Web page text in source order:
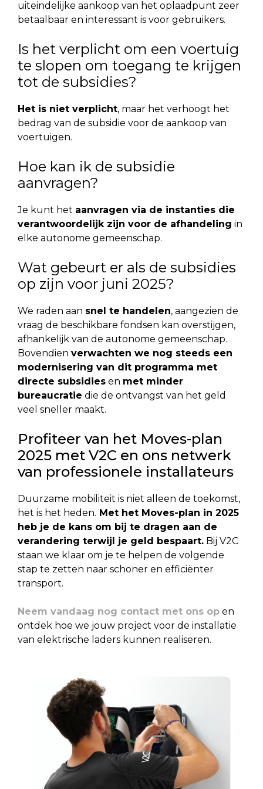
uiteindelijke aankoop van het oplaadpunt zeer
betaalbaar en interessant is voor gebruikers.
Is het verplicht om een voertuig
te slopen om toegang te krijgen
tot de subsidies?
Het is niet verplicht, maar het verhoogt het
bedrag van de subsidie voor de aankoop van
voertuigen.
Hoe kan ik de subsidie
aanvragen?
Je kunt het aanvragen via de instanties die
verantwoordelijk zijn voor de afhandeling in
elke autonome gemeenschap.
Wat gebeurt er als de subsidies
op zijn voor juni 2025?
We raden aan snel te handelen, aangezien de
vraag de beschikbare fondsen kan overstijgen,
afhankelijk van de autonome gemeenschap.
Bovendien verwachten we nog steeds een
modernisering van dit programma met
directe subsidies en met minder
bureaucratie die de ontvangst van het geld
veel sneller maakt.
Profiteer van het Moves-plan
2025 met V2C en ons netwerk
van professionele installateurs
Duurzame mobiliteit is niet alleen de toekomst,
het is het heden. Met het Moves-plan in 2025
heb je de kans om bij te dragen aan de
verandering terwijl je geld bespaart. Bij V2C
staan we klaar om je te helpen de volgende
stap te zetten naar schoner en efficiënter
transport.
Neem vandaag nog contact met ons op en
ontdek hoe we jouw project voor de installatie
van elektrische laders kunnen realiseren.